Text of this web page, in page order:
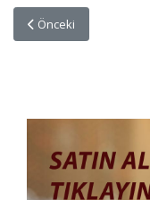
Önceki makale: Alarko
Önceki